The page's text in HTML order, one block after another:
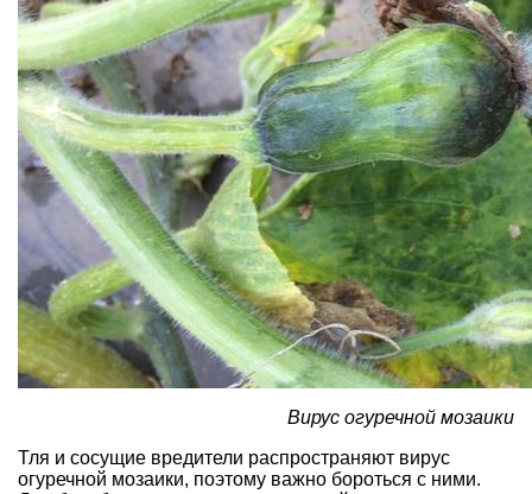
Вирус огуречной мозаики
Тля и сосущие вредители распространяют вирус
огуречной мозаики, поэтому важно бороться с ними.